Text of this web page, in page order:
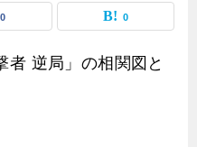
0 0
者 逆局」の相関図と